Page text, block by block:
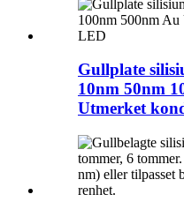
Gullplate
10nm 50nm
Utmerket